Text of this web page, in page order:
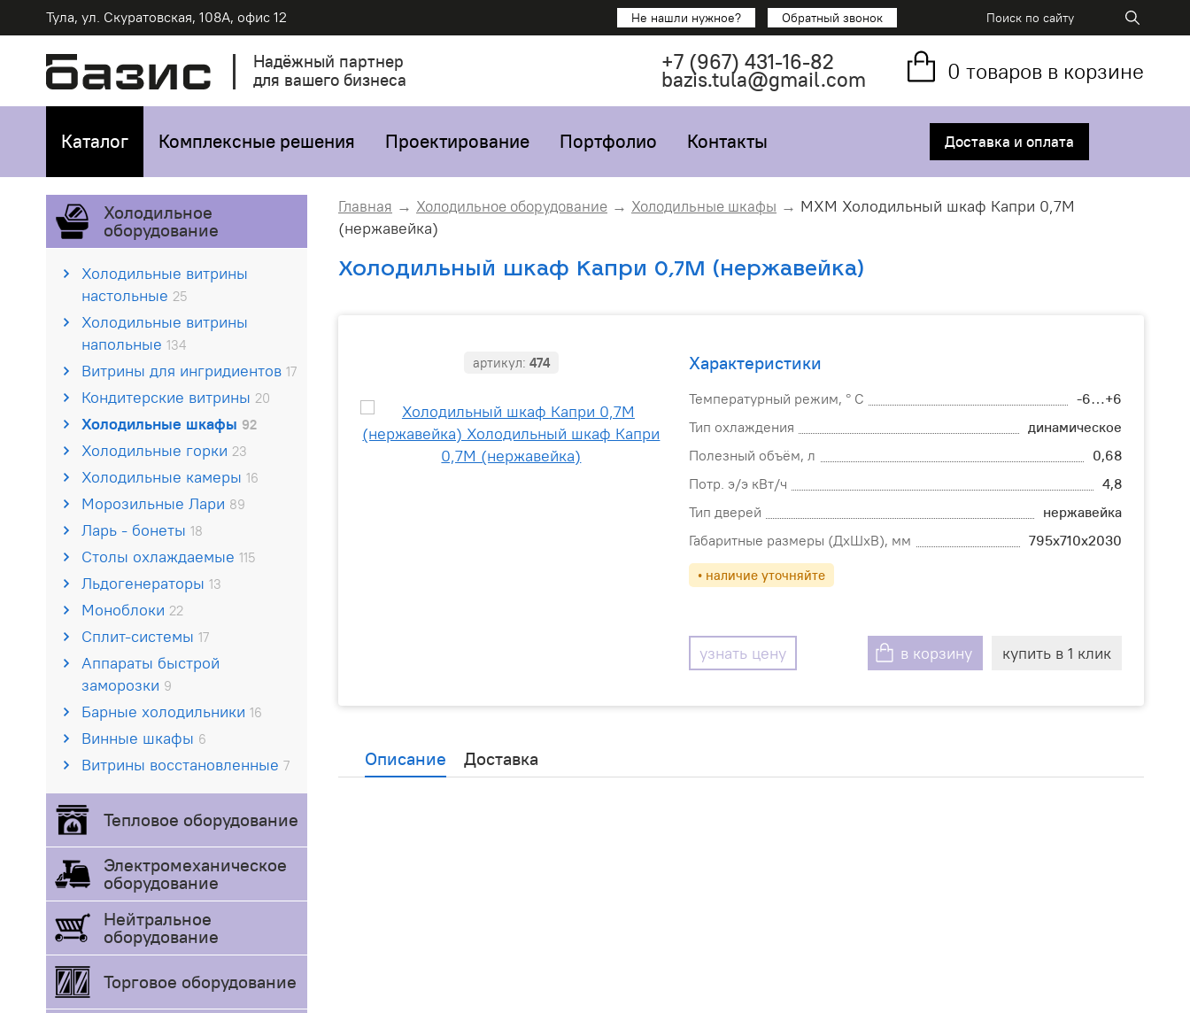
Тула, ул. Скуратовская, 108А, офис 12 Не нашли нужное? Обратный звонок
Надёжный партнер
для вашего бизнеса
+7 (967) 431-16-82
bazis.tula@gmail.com 0 товаров в корзине
Каталог Комплексные решения Проектирование Портфолио Контакты Доставка и оплата
Холодильное
оборудование
Холодильные витрины
настольные 25
Холодильные витрины
напольные 134
Витрины для ингридиентов 17
Кондитерские витрины 20
Холодильные шкафы 92
Холодильные горки 23
Холодильные камеры 16
Морозильные Лари 89
Ларь - бонеты 18
Столы охлаждаемые 115
Льдогенераторы 13
Моноблоки 22
Сплит-системы 17
Аппараты быстрой
заморозки 9
Барные холодильники 16
Винные шкафы 6
Витрины восстановленные 7
Тепловое оборудование
Электромеханическое
оборудование
Нейтральное
оборудование
Торговое оборудование
Главная Холодильное оборудование Холодильные шкафы
МХМ Холодильный шкаф Капри 0,7М
(нержавейка)
Холодильный шкаф Капри 0,7М (нержавейка)
артикул: 474 Характеристики
Температурный режим, ° C
-6…+6
Тип охлаждения
динамическое
Полезный объём, л
0,68
Потр. э/э кВт/ч
4,8
Тип дверей
нержавейка
Габаритные размеры (ДхШхВ), мм
795х710х2030
• наличие уточняйте
узнать цену в корзину купить в 1 клик
Описание Доставка